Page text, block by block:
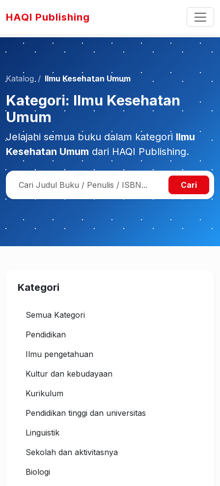
HAQI Publishing
Katalog Ilmu Kesehatan Umum
Kategori: Ilmu Kesehatan
Umum
Jelajahi semua buku dalam kategori Ilmu
Kesehatan Umum dari HAQI Publishing.
Cari
Kategori
Semua Kategori
Pendidikan
Ilmu pengetahuan
Kultur dan kebudayaan
Kurikulum
Pendidikan tinggi dan universitas
Linguistik
Sekolah dan aktivitasnya
Biologi